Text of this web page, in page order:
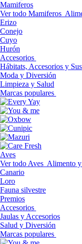
Mamiferos
Ver todo Mamiferos
Erizo
Conejo
Cuyo
Hurón
Accesorios
Hábitats, Accesorios y
Moda y Diversión
Limpieza y Salud
Marcas populares
Aves
Ver todo Aves Alimento
Canario
Loro
Fauna silvestre
Premios
Accesorios
Jaulas y Accesorios
Salud y Diversión
Marcas populares